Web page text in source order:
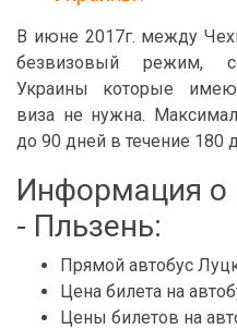
В июне 2017г. между
безвизовый режим,
Украины которые
виза не нужна.
до 90 дней в течение 180
Информация о
- Пльзень:
Прямой автобус
Цена билета на
Цены билетов на